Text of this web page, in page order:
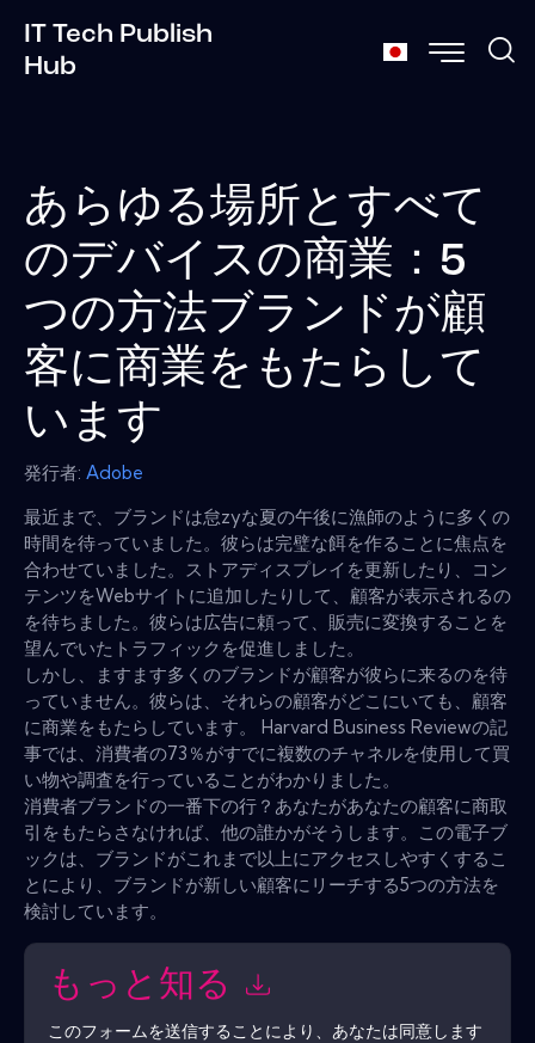
IT Tech Publish
Hub
あらゆる場所とすべて
のデバイスの商業：5
つの方法ブランドが顧
客に商業をもたらして
います
発行者: Adobe
最近まで、ブランドは怠zyな夏の午後に漁師のように多くの
時間を待っていました。彼らは完璧な餌を作ることに焦点を
合わせていました。ストアディスプレイを更新したり、コン
テンツをWebサイトに追加したりして、顧客が表示されるの
を待ちました。彼らは広告に頼って、販売に変換することを
望んでいたトラフィックを促進しました。
しかし、ますます多くのブランドが顧客が彼らに来るのを待
っていません。彼らは、それらの顧客がどこにいても、顧客
に商業をもたらしています。 Harvard Business Reviewの記
事では、消費者の73％がすでに複数のチャネルを使用して買
い物や調査を行っていることがわかりました。
消費者ブランドの一番下の行？あなたがあなたの顧客に商取
引をもたらさなければ、他の誰かがそうします。この電子ブ
ックは、ブランドがこれまで以上にアクセスしやすくするこ
とにより、ブランドが新しい顧客にリーチする5つの方法を
検討しています。
もっと知る
このフォームを送信することにより、あなたは同意します